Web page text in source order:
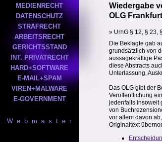
MEDIENRECHT
DATENSCHUTZ
STRAFRECHT
ARBEITSRECHT
GERICHTSSTAND
INT. PRIVATRECHT
HARD+SOFTWARE
E-MAIL+SPAM
VIREN+MALWARE
E-GOVERNMENT
W e b m a s t e r
Wiedergabe
OLG
» UrhG § 12, § 23,
Die Beklagte gab
grundsätzlich von
aussagekräftige
diese Abstracts
Unterlassung,
Das OLG gibt der
Veröffentlichung
jedenfalls insoweit
von
vor allem davon
Originaltext